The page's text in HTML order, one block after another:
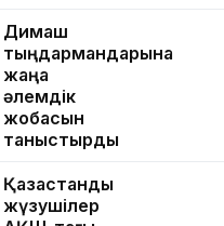
Димаш
тыңдармандарына
жаңа
әлемдік
жобасын
таныстырды
Қазақстандық
жүзушілер